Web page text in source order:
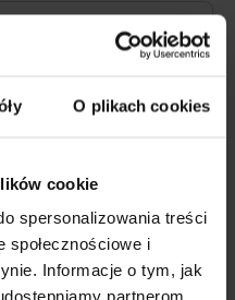
O plikach cookies
cookie
spersonalizowania treści
społecznościowe i
Informacje o tym, jak
partnerom